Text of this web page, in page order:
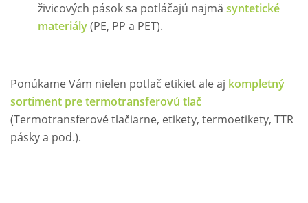
živicových pások sa potláčajú najmä syntetické
materiály(PE, PP a PET).
Ponúkame Vám nielen potlač etikiet ale aj kompletný
sortiment pre termotransferovú tlač
(Termotransferové tlačiarne, etikety, termoetikety, TTR
pásky a pod.).